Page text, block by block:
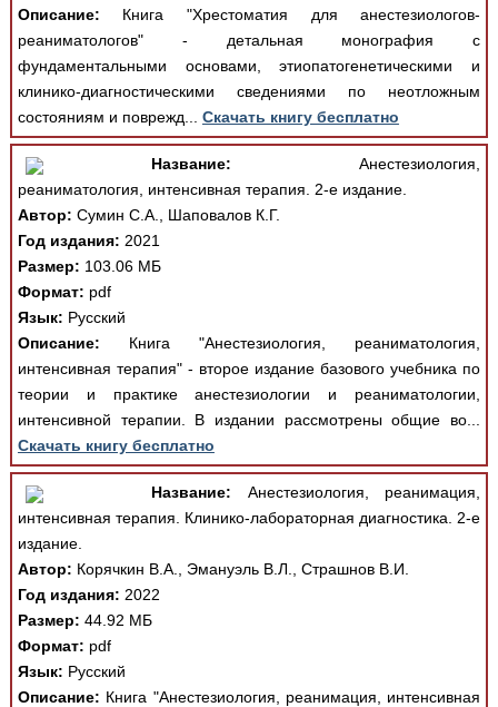
Описание: Книга "Хрестоматия для анестезиологов-
реаниматологов" - детальная монография с
фундаментальными основами, этиопатогенетическими и
клинико-диагностическими сведениями по неотложным
состояниям и поврежд... Скачать книгу бесплатно
Название: Анестезиология,
реаниматология, интенсивная терапия. 2-е издание.
Автор: Сумин С.А., Шаповалов К.Г.
Год издания: 2021
Размер: 103.06 МБ
Формат: pdf
Язык: Русский
Описание: Книга "Анестезиология, реаниматология,
интенсивная терапия" - второе издание базового учебника по
теории и практике анестезиологии и реаниматологии,
интенсивной терапии. В издании рассмотрены общие во...
Скачать книгу бесплатно
Название: Анестезиология, реанимация,
интенсивная терапия. Клинико-лабораторная диагностика. 2-е
издание.
Автор: Корячкин В.А., Эмануэль В.Л., Страшнов В.И.
Год издания: 2022
Размер: 44.92 МБ
Формат: pdf
Язык: Русский
Описание: Книга "Анестезиология, реанимация, интенсивная